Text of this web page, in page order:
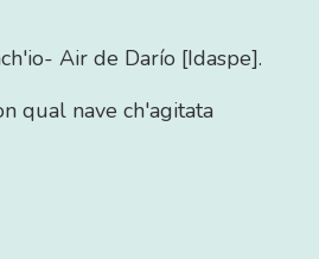
Air de Darío [Idaspe].
qual nave ch'agitata